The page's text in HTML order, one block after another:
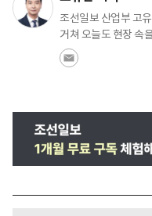
조선일보 산업부 고
거쳐 오늘도 현장 속